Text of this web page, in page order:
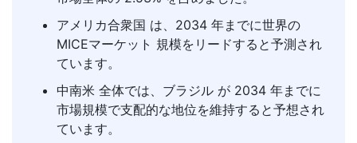
アメリカ合衆国 は、2034 年までに世界の
MICEマーケット 規模をリードすると予測され
ています。
中南米 全体では、ブラジル が 2034 年までに
市場規模で支配的な地位を維持すると予想され
ています。